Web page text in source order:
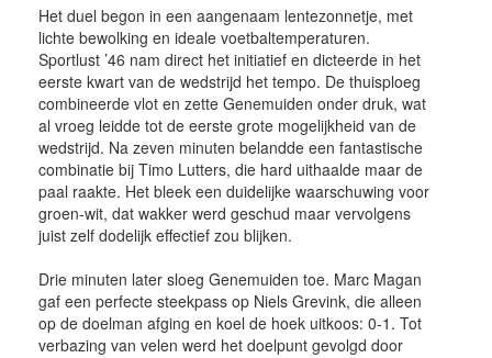
Het duel begon in een aangenaam lentezonnetje, met
lichte bewolking en ideale voetbaltemperaturen.
Sportlust ’46 nam direct het initiatief en dicteerde in het
eerste kwart van de wedstrijd het tempo. De thuisploeg
combineerde vlot en zette Genemuiden onder druk, wat
al vroeg leidde tot de eerste grote mogelijkheid van de
wedstrijd. Na zeven minuten belandde een fantastische
combinatie bij Timo Lutters, die hard uithaalde maar de
paal raakte. Het bleek een duidelijke waarschuwing voor
groen-wit, dat wakker werd geschud maar vervolgens
juist zelf dodelijk effectief zou blijken.
Drie minuten later sloeg Genemuiden toe. Marc Magan
gaf een perfecte steekpass op Niels Grevink, die alleen
op de doelman afging en koel de hoek uitkoos: 0-1. Tot
verbazing van velen werd het doelpunt gevolgd door